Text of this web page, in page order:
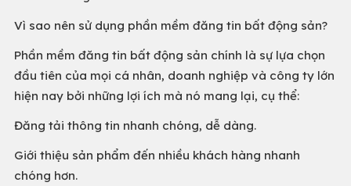
Vì sao nên sử dụng phần mềm đăng tin bất động sản?
Phần mềm đăng tin bất động sản chính là sự lựa chọn
đầu tiên của mọi cá nhân, doanh nghiệp và công ty lớn
hiện nay bởi những lợi ích mà nó mang lại, cụ thể:
Đăng tải thông tin nhanh chóng, dễ dàng.
Giới thiệu sản phẩm đến nhiều khách hàng nhanh
chóng hơn.